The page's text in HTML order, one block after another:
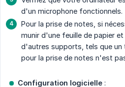
d'un microphone fonctionnels.
Pour la prise de notes, si
munir d'une feuille de papier
d'autres supports, tels que un
pour la prise de notes n'est
Configuration logicielle :